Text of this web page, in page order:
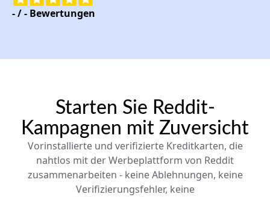
-/- Bewertungen
Starten Sie Reddit-
Kampagnen mit Zuversicht
Vorinstallierte und verifizierte Kreditkarten, die
nahtlos mit der Werbeplattform von Reddit
zusammenarbeiten - keine Ablehnungen, keine
Verifizierungsfehler, keine